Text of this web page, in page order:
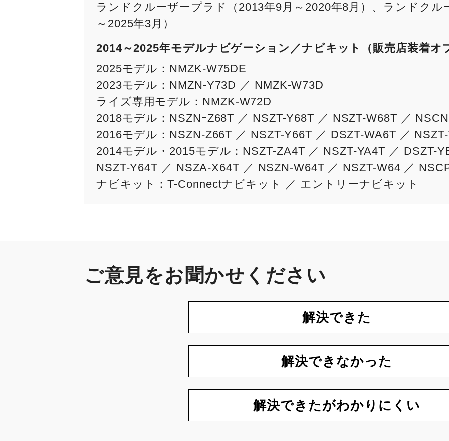
ランドクルーザープラド（2013年9月～2020年8月）、ランドクル
～2025年3月）
2014～2025年モデルナビゲーション／ナビキット（販売店装着オ
2025モデル：NMZK-W75DE
2023モデル：NMZN-Y73D ／ NMZK-W73D
ライズ専用モデル：NMZK-W72D
2018モデル：NSZNｰZ68T ／ NSZT-Y68T ／ NSZT-W68T ／
2016モデル：NSZN-Z66T ／ NSZT-Y66T ／ DSZT-WA6T ／
2014モデル・2015モデル：NSZT-ZA4T ／ NSZT-YA4T ／ DSZT-
NSZT-Y64T ／ NSZA-X64T ／ NSZN-W64T ／ NSZT-W64 ／
ナビキット：T-Connectナビキット ／ エントリーナビキット
ご意見をお聞かせください
解決できた
解決できなかった
解決できたがわかりにくい